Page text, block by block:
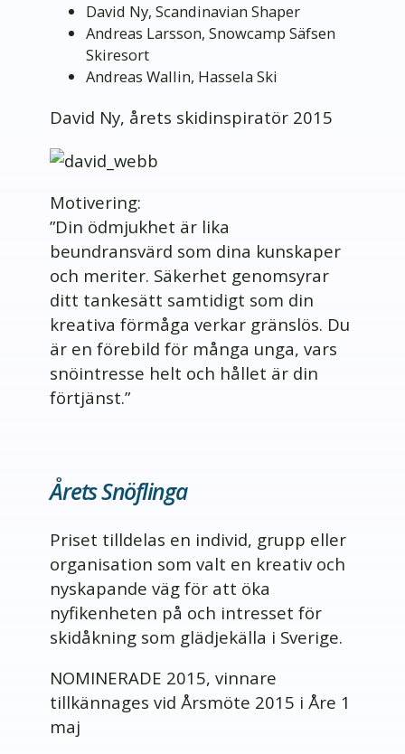
David Ny, Scandinavian Shaper
Andreas Larsson, Snowcamp Säfsen
Skiresort
Andreas Wallin, Hassela Ski
David Ny, årets skidinspiratör 2015
Motivering:
”Din ödmjukhet är lika
beundransvärd som dina kunskaper
och meriter. Säkerhet genomsyrar
ditt tankesätt samtidigt som din
kreativa förmåga verkar gränslös. Du
är en förebild för många unga, vars
snöintresse helt och hållet är din
förtjänst.”
Årets Snöflinga
Priset tilldelas en individ, grupp eller
organisation som valt en kreativ och
nyskapande väg för att öka
nyfikenheten på och intresset för
skidåkning som glädjekälla i Sverige.
NOMINERADE 2015, vinnare
tillkännages vid Årsmöte 2015 i Åre 1
maj